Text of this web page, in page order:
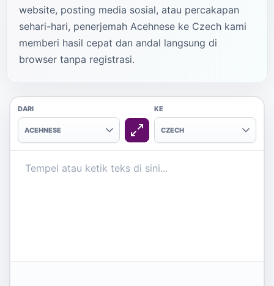
website, posting media sosial, atau percakapan
sehari-hari, penerjemah Acehnese ke Czech kami
memberi hasil cepat dan andal langsung di
browser tanpa registrasi.
DARI
ACEHNESE
KE
CZECH